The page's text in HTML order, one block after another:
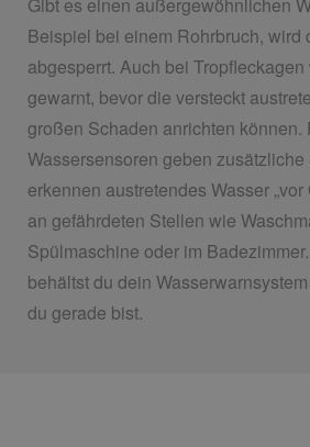
Gibt es einen außergewöhnlichen
Beispiel bei einem Rohrbruch, wird
abgesperrt. Auch bei
gewarnt, bevor die versteckt
großen Schaden anrichten können.
Wassersensoren geben
erkennen austretendes Wasser „vor
an gefährdeten Stellen wie
Spülmaschine oder im
behältst du dein
du gerade bist.